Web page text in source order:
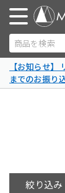
商品を検索
【お知らせ
までのお振り
絞り込み